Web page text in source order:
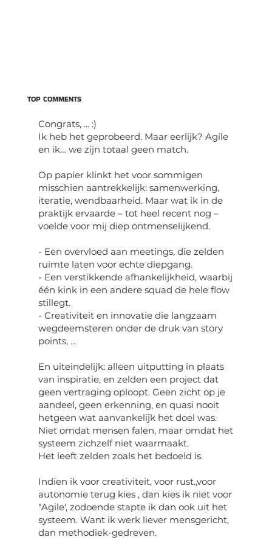
TOP COMMENTS
Congrats, ... :)
Ik heb het geprobeerd. Maar eerlijk? Agile
en ik… we zijn totaal geen match.
Op papier klinkt het voor sommigen
misschien aantrekkelijk: samenwerking,
iteratie, wendbaarheid. Maar wat ik in de
praktijk ervaarde – tot heel recent nog –
voelde voor mij diep ontmenselijkend.
- Een overvloed aan meetings, die zelden
ruimte laten voor echte diepgang.
- Een verstikkende afhankelijkheid, waarbij
één kink in een andere squad de hele flow
stillegt.
- Creativiteit en innovatie die langzaam
wegdeemsteren onder de druk van story
points, ...
En uiteindelijk: alleen uitputting in plaats
van inspiratie, en zelden een project dat
geen vertraging oploopt. Geen zicht op je
aandeel, geen erkenning, en quasi nooit
hetgeen wat aanvankelijk het doel was.
Niet omdat mensen falen, maar omdat het
systeem zichzelf niet waarmaakt.
Het leeft zelden zoals het bedoeld is.
Indien ik voor creativiteit, voor rust.,voor
autonomie terug kies , dan kies ik niet voor
"Agile', zodoende stapte ik dan ook uit het
systeem. Want ik werk liever mensgericht,
dan methodiek-gedreven.